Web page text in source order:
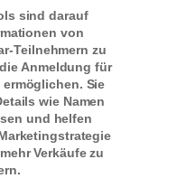
sind darauf
von
Teilnehmern zu
Anmeldung für
Sie
wie Namen
und helfen
Verkäufe zu